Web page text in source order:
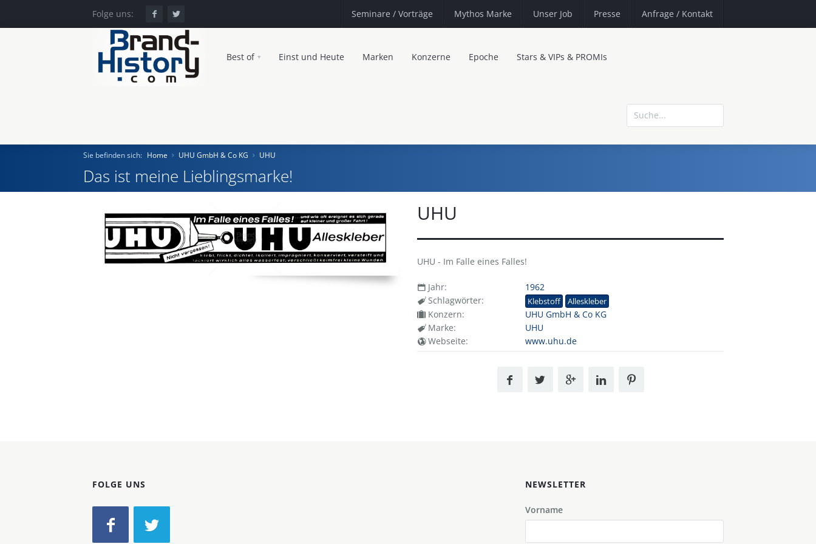
Folge uns: Seminare / Vorträge Mythos Marke Unser Job Presse Anfrage / Kontakt
Best of Einst und Heute Marken Konzerne Epoche Stars & VIPs & PROMIs
Einst und Heute
Marken
Sie befinden sich: Home UHU GmbH & Co KG UHU
Das ist meine Lieblingsmarke!
UHU
UHU - Im Falle eines Falles!
Jahr:
1962
Schlagwörter:
Klebstoff Alleskleber
Konzern:
UHU GmbH & Co KG
Marke:
UHU
Webseite:
www.uhu.de
FOLGE UNS NEWSLETTER
Vorname